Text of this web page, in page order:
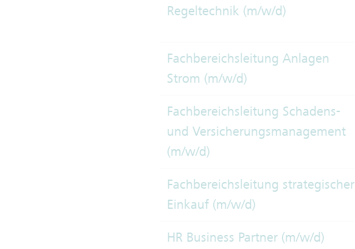
Regeltechnik (m/w/d)
Fachbereichsleitung Anlagen
Strom (m/w/d)
Fachbereichsleitung Schadens-
und Versicherungsmanagement
(m/w/d)
Fachbereichsleitung strategischer
Einkauf (m/w/d)
HR Business Partner (m/w/d)